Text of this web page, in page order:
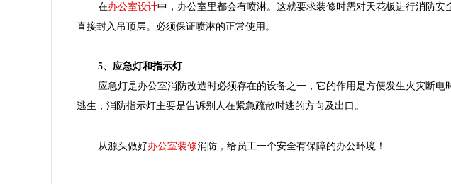
在办公室设计中，办公室里都会有喷淋。这就要求装修时需对天花板进行消防
直接封入吊顶层。必须保证喷淋的正常使用。
5、应急灯和指示灯
应急灯是办公室消防改造时必须存在的设备之一，它的作用是方便发生火灾断
逃生，消防指示灯主要是告诉别人在紧急疏散时逃的方向及出口。
从源头做好办公室装修消防，给员工一个安全有保障的办公环境！